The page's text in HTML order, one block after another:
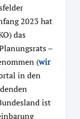
2023 hat
das
–
(wir
in den
ist